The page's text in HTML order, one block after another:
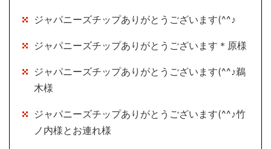
ジャパニーズチップありがとうございます(^^♪
ジャパニーズチップありがとうございます＊原様
ジャパニーズチップありがとうございます(^^♪鵜
木様
ジャパニーズチップありがとうございます(^^♪竹
ノ内様とお連れ様